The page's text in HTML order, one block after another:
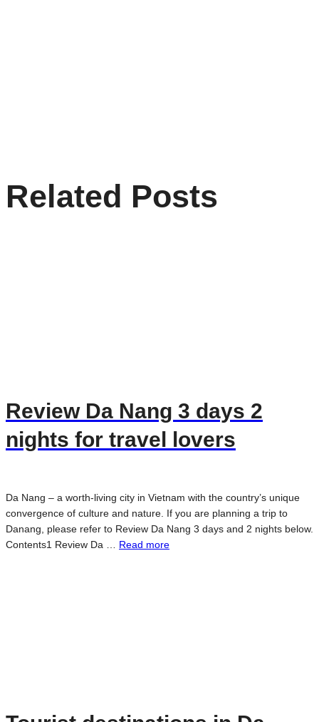
Related Posts
Review Da Nang 3 days 2
nights for travel lovers
Da Nang – a worth-living city in Vietnam with the country’s unique
convergence of culture and nature. If you are planning a trip to
Danang, please refer to Review Da Nang 3 days and 2 nights below.
Contents1 Review Da … Read more